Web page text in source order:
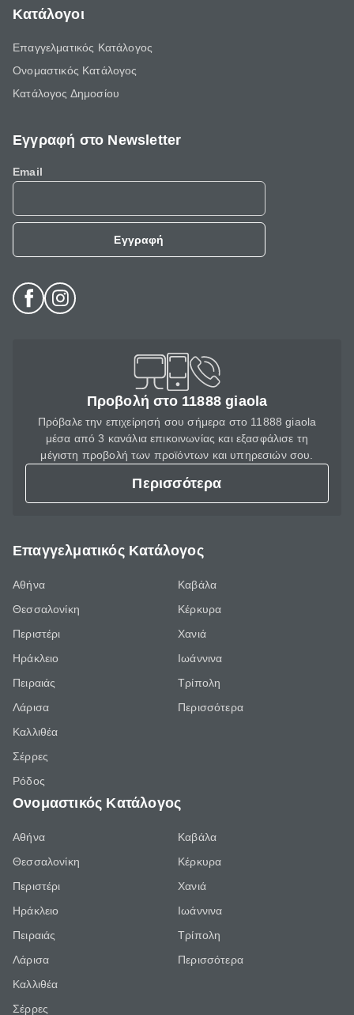
Κατάλογοι
Επαγγελματικός Κατάλογος
Ονομαστικός Κατάλογος
Κατάλογος Δημοσίου
Εγγραφή στο Newsletter
Email
Εγγραφή
Προβολή στο 11888 giaola
Πρόβαλε την επιχείρησή σου σήμερα στο 11888 giaola
μέσα από 3 κανάλια επικοινωνίας και εξασφάλισε τη
μέγιστη προβολή των προϊόντων και υπηρεσιών σου.
Περισσότερα
Επαγγελματικός Κατάλογος
Αθήνα
Θεσσαλονίκη
Περιστέρι
Ηράκλειο
Πειραιάς
Λάρισα
Καλλιθέα
Σέρρες
Ρόδος
Καβάλα
Κέρκυρα
Χανιά
Ιωάννινα
Τρίπολη
Περισσότερα
Ονομαστικός Κατάλογος
Αθήνα
Θεσσαλονίκη
Περιστέρι
Ηράκλειο
Πειραιάς
Λάρισα
Καλλιθέα
Σέρρες
Καβάλα
Κέρκυρα
Χανιά
Ιωάννινα
Τρίπολη
Περισσότερα